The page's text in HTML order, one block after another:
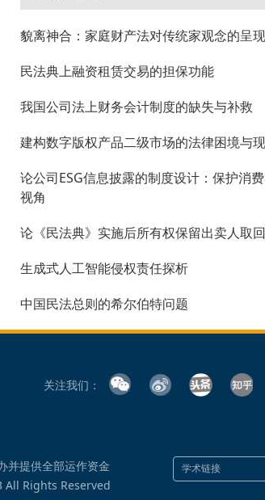
貌离神合：家庭财产法对传统家观念的呈现
民法典上融资租赁交易的担保功能
我国公司法上财务会计制度的缺失与补救
建构数字版权产品二级市场的法律困境与
论公司ESG信息披露的制度设计：保护消
视角
论《民法典》实施后所有权保留出卖人取
生成式人工智能侵权责任探析
中国民法总则的希尔伯特问题
关注我们：
并提供全部运作资金
Rights Reserved